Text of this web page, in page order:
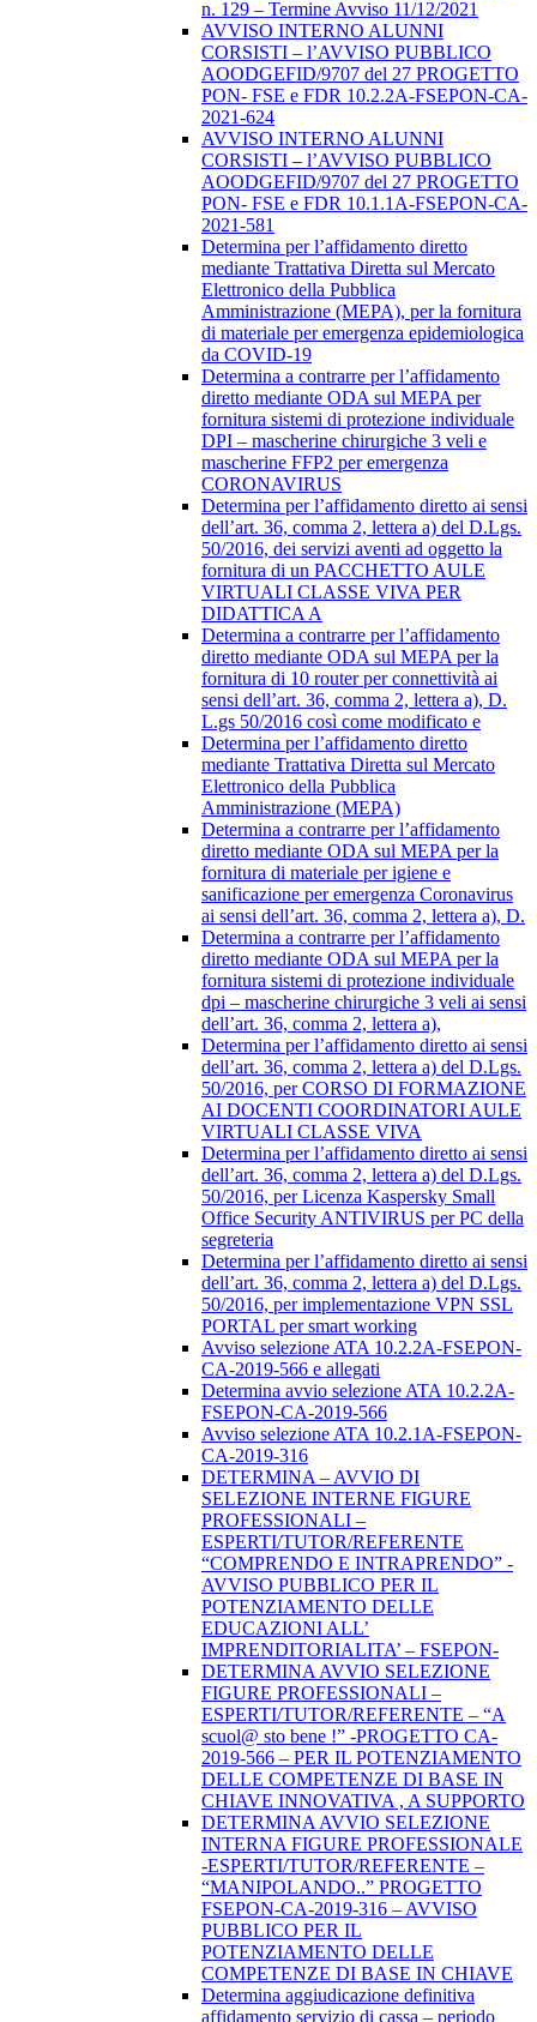
n. 129 – Termine Avviso 11/12/2021
AVVISO INTERNO ALUNNI
CORSISTI – l’AVVISO PUBBLICO
AOODGEFID/9707 del 27 PROGETTO
PON- FSE e FDR 10.2.2A-FSEPON-CA-
2021-624
AVVISO INTERNO ALUNNI
CORSISTI – l’AVVISO PUBBLICO
AOODGEFID/9707 del 27 PROGETTO
PON- FSE e FDR 10.1.1A-FSEPON-CA-
2021-581
Determina per l’affidamento diretto
mediante Trattativa Diretta sul Mercato
Elettronico della Pubblica
Amministrazione (MEPA), per la fornitura
di materiale per emergenza epidemiologica
da COVID-19
Determina a contrarre per l’affidamento
diretto mediante ODA sul MEPA per
fornitura sistemi di protezione individuale
DPI – mascherine chirurgiche 3 veli e
mascherine FFP2 per emergenza
CORONAVIRUS
Determina per l’affidamento diretto ai sensi
dell’art. 36, comma 2, lettera a) del D.Lgs.
50/2016, dei servizi aventi ad oggetto la
fornitura di un PACCHETTO AULE
VIRTUALI CLASSE VIVA PER
DIDATTICA A
Determina a contrarre per l’affidamento
diretto mediante ODA sul MEPA per la
fornitura di 10 router per connettività ai
sensi dell’art. 36, comma 2, lettera a), D.
L.gs 50/2016 così come modificato e
Determina per l’affidamento diretto
mediante Trattativa Diretta sul Mercato
Elettronico della Pubblica
Amministrazione (MEPA)
Determina a contrarre per l’affidamento
diretto mediante ODA sul MEPA per la
fornitura di materiale per igiene e
sanificazione per emergenza Coronavirus
ai sensi dell’art. 36, comma 2, lettera a), D.
Determina a contrarre per l’affidamento
diretto mediante ODA sul MEPA per la
fornitura sistemi di protezione individuale
dpi – mascherine chirurgiche 3 veli ai sensi
dell’art. 36, comma 2, lettera a),
Determina per l’affidamento diretto ai sensi
dell’art. 36, comma 2, lettera a) del D.Lgs.
50/2016, per CORSO DI FORMAZIONE
AI DOCENTI COORDINATORI AULE
VIRTUALI CLASSE VIVA
Determina per l’affidamento diretto ai sensi
dell’art. 36, comma 2, lettera a) del D.Lgs.
50/2016, per Licenza Kaspersky Small
Office Security ANTIVIRUS per PC della
segreteria
Determina per l’affidamento diretto ai sensi
dell’art. 36, comma 2, lettera a) del D.Lgs.
50/2016, per implementazione VPN SSL
PORTAL per smart working
Avviso selezione ATA 10.2.2A-FSEPON-
CA-2019-566 e allegati
Determina avvio selezione ATA 10.2.2A-
FSEPON-CA-2019-566
Avviso selezione ATA 10.2.1A-FSEPON-
CA-2019-316
DETERMINA – AVVIO DI
SELEZIONE INTERNE FIGURE
PROFESSIONALI –
ESPERTI/TUTOR/REFERENTE
“COMPRENDO E INTRAPRENDO” -
AVVISO PUBBLICO PER IL
POTENZIAMENTO DELLE
EDUCAZIONI ALL’
IMPRENDITORIALITA’ – FSEPON-
DETERMINA AVVIO SELEZIONE
FIGURE PROFESSIONALI –
ESPERTI/TUTOR/REFERENTE – “A
scuol@ sto bene !” -PROGETTO CA-
2019-566 – PER IL POTENZIAMENTO
DELLE COMPETENZE DI BASE IN
CHIAVE INNOVATIVA , A SUPPORTO
DETERMINA AVVIO SELEZIONE
INTERNA FIGURE PROFESSIONALE
-ESPERTI/TUTOR/REFERENTE –
“MANIPOLANDO..” PROGETTO
FSEPON-CA-2019-316 – AVVISO
PUBBLICO PER IL
POTENZIAMENTO DELLE
COMPETENZE DI BASE IN CHIAVE
Determina aggiudicazione definitiva
affidamento servizio di cassa – periodo